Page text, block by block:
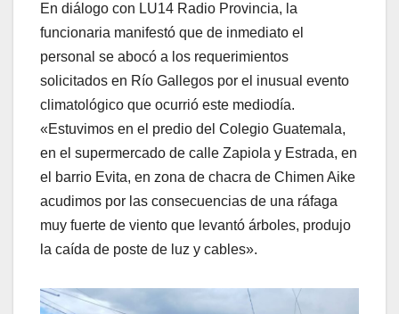
En diálogo con LU14 Radio Provincia, la
funcionaria manifestó que de inmediato el
personal se abocó a los requerimientos
solicitados en Río Gallegos por el inusual evento
climatológico que ocurrió este mediodía.
«Estuvimos en el predio del Colegio Guatemala,
en el supermercado de calle Zapiola y Estrada, en
el barrio Evita, en zona de chacra de Chimen Aike
acudimos por las consecuencias de una ráfaga
muy fuerte de viento que levantó árboles, produjo
la caída de poste de luz y cables».